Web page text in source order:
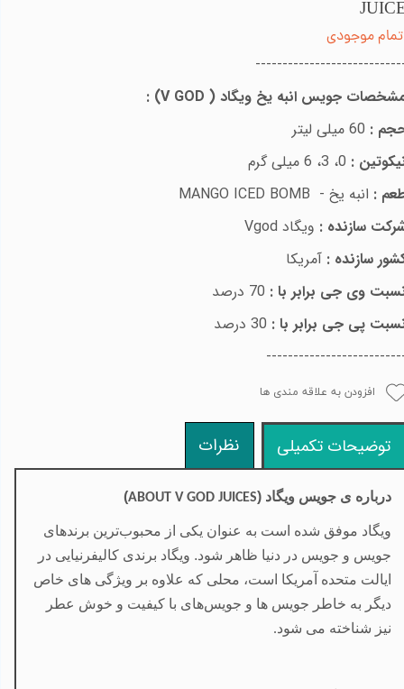
موجودی
جویس انبه یخ ویگاد (V GOD
)
:
:
:
: انبه یخ - MANGO ICED BOMB
سازنده : ویگاد Vgod
سازنده : آمریکا
وی جی برابر با :
پی جی برابر با :
افزودن به علاقه مندی ها
توضیحات تکمیلی نظرات
درباره ی جویس ویگاد (ABOUT V GOD JUICES
)
ویگاد موفق شده است به عنوان یکی از محبوب‌ترین برندهای
جویس و جویس در دنیا ظاهر شود. ویگاد برندی کالیفرنیایی در
ایالت متحده آمریکا است، محلی که علاوه بر ویژگی های خاص
دیگر به‌ خاطر جویس ها و جویس‌های با کیفیت و خوش عطر
نیز شناخته می شود.